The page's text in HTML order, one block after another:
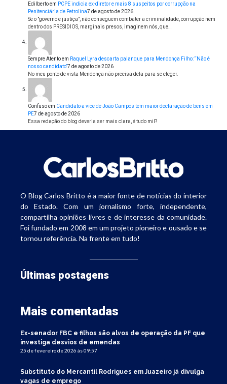
Edilbertoem PCPE indicia ex-diretor e mais 8 suspeitos por corrupção na
Penitenciária de Petrolina7 de agosto de 2026
Se o "governo e justiça", não conseguem combater a criminalidade, corrupção nem
dentro dos PRESIDIOS, marginais presos, imaginem nós, que…
Sempre Atentoem Raquel Lyra descarta palanque para Mendonça Filho: “Não é
nosso candidato”7 de agosto de 2026
No meu ponto de vista Mendonça não precisa dela para se eleger.
Confusoem Candidato a vice de João Campos tem maior declaração de bens em
PE7 de agosto de 2026
Essa redação do blog deveria ser mais clara, é tudo mil?
O Blog Carlos Britto é a maior fonte de notícias do interior
do Estado. Com um jornalismo forte, independente,
compartilha opiniões livres e de interesse da comunidade.
Foi fundado em 2008 em um projeto pioneiro e ousado e se
tornou referência. Na frente em tudo!
Últimas postagens
Mais comentadas
Ex-senador FBC e filhos são alvos de operação da PF que
investiga desvios de emendas
25 de fevereiro de 2026 às 09:57
Substituto do Mercantil Rodrigues em Juazeiro já divulga
vagas de emprego